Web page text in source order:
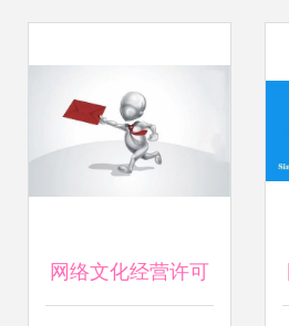
网络文化经营许可